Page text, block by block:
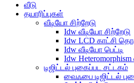
வீடு
தயாரிப்புகள்
வீடியோ சிற்றேடு
Idw வீடியோ சிற்றேடு
Idw LCD காட்சி
Idw வீடியோ பெட்டி
Idw
டிஜிட்டல் புகைப்பட சட்டகம்
வைஃபை டிஜிட்டல்